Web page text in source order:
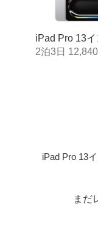
iPad Pro 13
2泊3日
iPad Pro 13
まだ